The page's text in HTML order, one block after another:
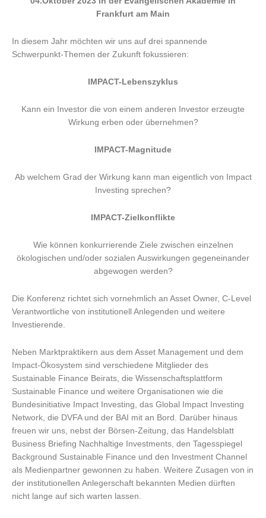
Frankfurt am Main
In diesem Jahr möchten wir uns auf drei spannende
Schwerpunkt-Themen der Zukunft fokussieren:
IMPACT-Lebenszyklus
Kann ein Investor die von einem anderen Investor erzeugte
Wirkung erben oder übernehmen?
IMPACT-Magnitude
Ab welchem Grad der Wirkung kann man eigentlich von Impact
Investing sprechen?
IMPACT-Zielkonflikte
Wie können konkurrierende Ziele zwischen einzelnen
ökologischen und/oder sozialen Auswirkungen gegeneinander
abgewogen werden?
Die Konferenz richtet sich vornehmlich an Asset Owner, C-Level
Verantwortliche von institutionell Anlegenden und weitere
Investierende.
Neben Marktpraktikern aus dem Asset Management und dem
Impact-Ökosystem sind verschiedene Mitglieder des
Sustainable Finance Beirats, die Wissenschaftsplattform
Sustainable Finance und weitere Organisationen wie die
Bundesinitiative Impact Investing, das Global Impact Investing
Network, die DVFA und der BAI mit an Bord. Darüber hinaus
freuen wir uns, nebst der Börsen-Zeitung, das Handelsblatt
Business Briefing Nachhaltige Investments, den Tagesspiegel
Background Sustainable Finance und den Investment Channel
als Medienpartner gewonnen zu haben. Weitere Zusagen von in
der institutionellen Anlegerschaft bekannten Medien dürften
nicht lange auf sich warten lassen.